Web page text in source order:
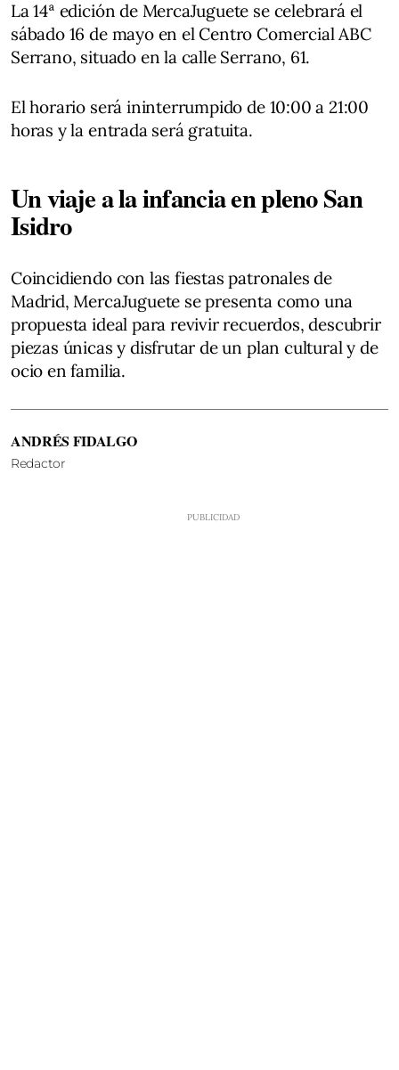
La 14ª edición de MercaJuguete se celebrará el
sábado 16 de mayo en el Centro Comercial ABC
Serrano, situado en la calle Serrano, 61.
El horario será ininterrumpido de 10:00 a 21:00
horas y la entrada será gratuita.
Un viaje a la infancia en pleno San
Isidro
Coincidiendo con las fiestas patronales de
Madrid, MercaJuguete se presenta como una
propuesta ideal para revivir recuerdos, descubrir
piezas únicas y disfrutar de un plan cultural y de
ocio en familia.
ANDRÉS FIDALGO
Redactor